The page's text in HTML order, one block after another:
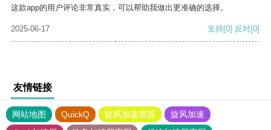
这款app的用户评论非常真实，可以帮助我做出更准确的选择。
2025-06-17 支持[0] 反对[0]
友情链接
网站地图 QuickQ 旋风加速度器
旋风加速